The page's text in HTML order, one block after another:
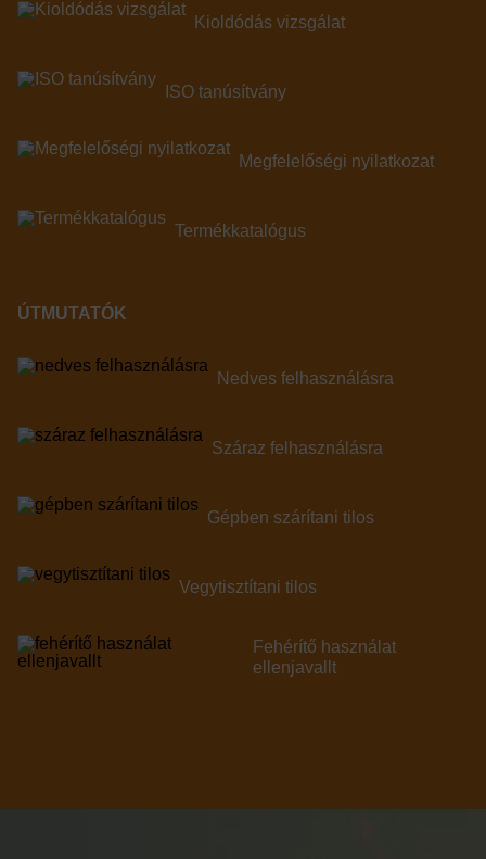
Kioldódás vizsgálat
ISO tanúsítvány
Megfelelőségi nyilatkozat
Termékkatalógus
ÚTMUTATÓK
nedves felhasználásra
száraz felhasználásra
gépben szárítani tilos
vegytisztítani tilos
fehérítő használat
ellenjavallt